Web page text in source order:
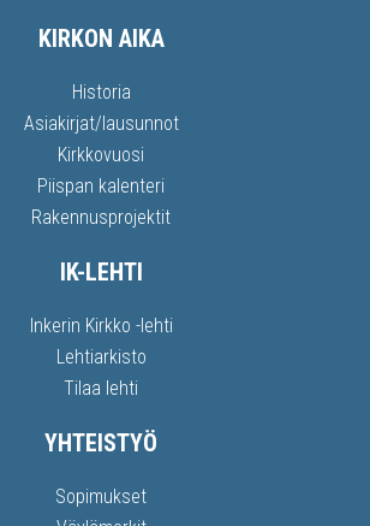
KIRKON AIKA
Historia
Asiakirjat/lausunnot
Kirkkovuosi
Piispan kalenteri
Rakennusprojektit
IK-LEHTI
Inkerin Kirkko -lehti
Lehtiarkisto
Tilaa lehti
YHTEISTYÖ
Sopimukset